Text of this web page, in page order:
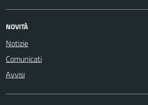
NOVITÀ
Notizie
Comunicati
Avvisi